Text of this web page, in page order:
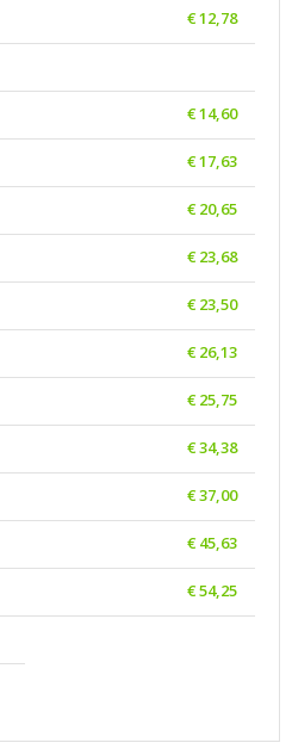
€ 12,78
€ 14,60
€ 17,63
€ 20,65
€ 23,68
€ 23,50
€ 26,13
€ 25,75
€ 34,38
€ 37,00
€ 45,63
€ 54,25